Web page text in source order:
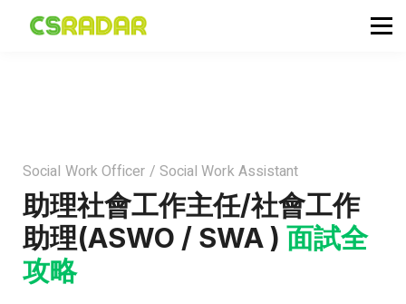
公務員投考資訊
會員登入／註冊
Social Work Officer / Social Work Assistant
助理社會工作主任/社會工作
助理(ASWO / SWA ) 面試全
攻略